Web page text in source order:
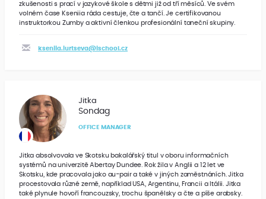
zkušenosti s prací v jazykové škole s dětmi již od tří měsíců. Ve svém
volném čase Kseniia ráda cestuje, čte a tančí. Je certifikovanou
instruktorkou Zumby a aktivní členkou profesionální taneční skupiny.
kseniia.iurtseva@ischool.cz
Jitka
Sondag
OFFICE MANAGER
Jitka absolvovala ve Skotsku bakalářský titul v oboru informačních
systémů na univerzitě Abertay Dundee. Rok žila v Anglii a 12 let ve
Skotsku, kde pracovala jako au-pair a také v jiných zaměstnáních. Jitka
procestovala různé země, například USA, Argentinu, Francii a Itálii. Jitka
také plynule hovoří francouzsky, trochu španělsky a čte a píše arabsky.